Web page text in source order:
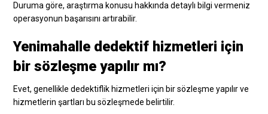
Duruma göre, araştırma konusu hakkında detaylı bilgi vermeniz
operasyonun başarısını artırabilir.
Yenimahalle dedektif hizmetleri için
bir sözleşme yapılır mı?
Evet, genellikle dedektiflik hizmetleri için bir sözleşme yapılır ve
hizmetlerin şartları bu sözleşmede belirtilir.